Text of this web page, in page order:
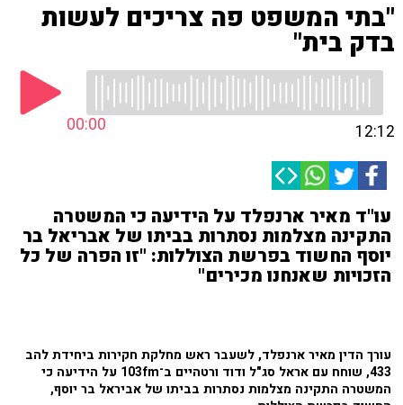
"בתי המשפט פה צריכים לעשות
בדק בית"
00:00 12:12
עו"ד מאיר ארנפלד על הידיעה כי המשטרה
התקינה מצלמות נסתרות בביתו של אבריאל בר
יוסף החשוד בפרשת הצוללות: "זו הפרה של כל
הזכויות שאנחנו מכירים"
עורך הדין מאיר ארנפלד, לשעבר ראש מחלקת חקירות ביחידת להב
433, שוחח עם אראל סג"ל ודוד ורטהיים ב־103fm על הידיעה כי
המשטרה התקינה מצלמות נסתרות בביתו של אביראל בר יוסף,